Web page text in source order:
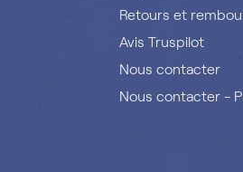
Retours et
Avis Truspilot
Nous contacter
Nous contacter -